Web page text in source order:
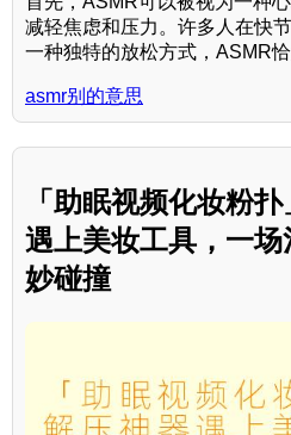
减轻焦虑和压力。许多人在快
一种独特的放松方式，ASMR
asmr别的意思
「助眠视频化妆粉
遇上美妆工具，一
妙碰撞